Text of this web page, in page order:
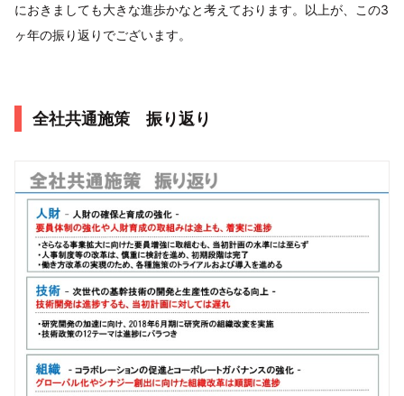
におきましても大きな進歩かなと考えております。以上が、この3
ヶ年の振り返りでございます。
全社共通施策 振り返り